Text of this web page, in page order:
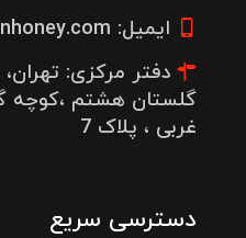
ایمیل: info@javanhoney.com
دفتر مرکزی: تهران،
گلستان هشتم ،کوچه
غربی ، پلاک 7
دسترسی سریع